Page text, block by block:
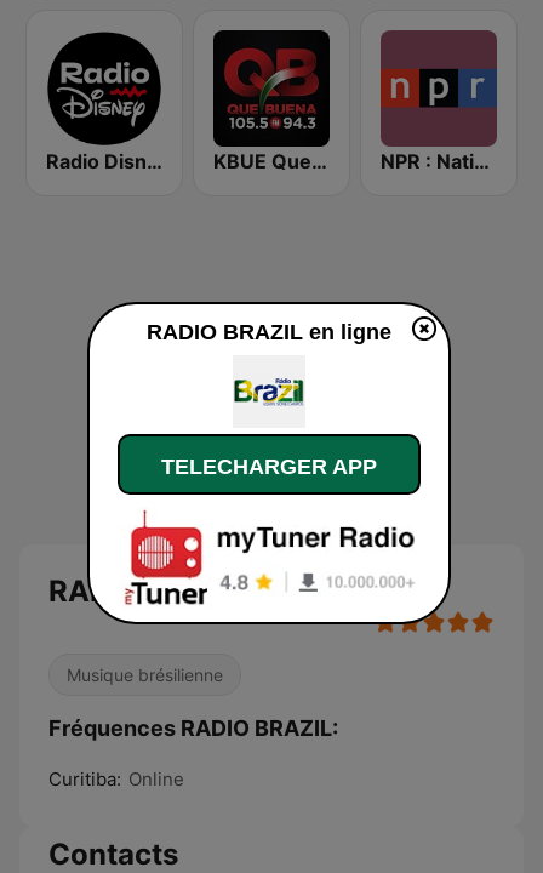
Radio Disney Latinoamérica KBUE Que Buena 105.5 / 94.3 FM (US Only) NPR : National Public Radio
RADIO BRAZIL
Musique brésilienne
Fréquences RADIO BRAZIL:
Curitiba: Online
Contacts
RADIO BRAZIL en ligne
TELECHARGER APP